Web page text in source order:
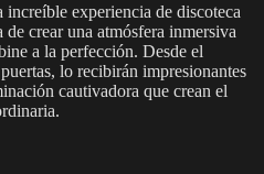
experiencia de discoteca
de crear una atmósfera inmersiva
a la perfección. Desde el
lo recibirán impresionantes
cautivadora que crean el